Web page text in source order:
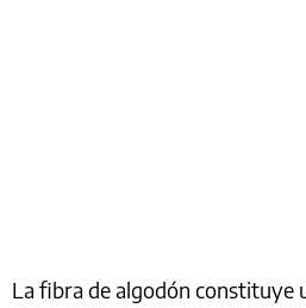
La fibra de algodón constituye